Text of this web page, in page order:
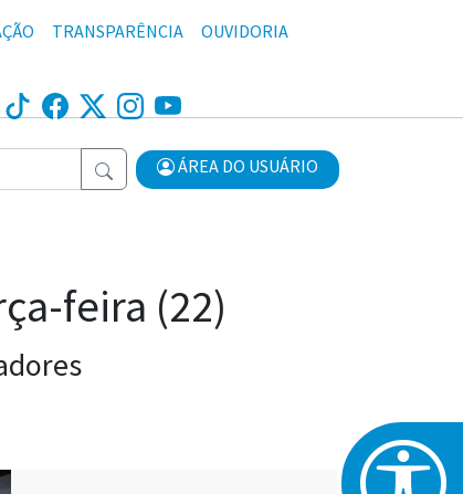
TRANSPARÊNCIA OUVIDORIA
ÁREA DO USUÁRIO
feira (22)